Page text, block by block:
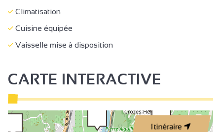
Climatisation
Cuisine équipée
Vaisselle mise à disposition
CARTE INTERACTIVE
Itinéraire